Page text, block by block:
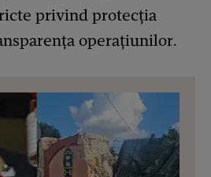
privind protecția
operațiunilor.